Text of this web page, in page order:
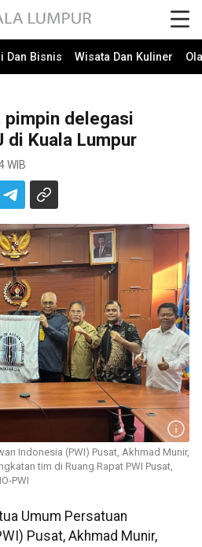
Dan Bisnis Wisata Dan Kuliner
pimpin delegasi
di Kuala Lumpur
WIB
Indonesia (PWI) Pusat, Akhmad Munir,
tim di Ruang Rapat PWI Pusat,
PWI
Umum Persatuan
Pusat, Akhmad Munir,